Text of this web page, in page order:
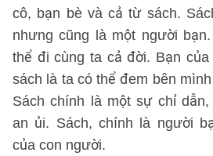
cô, bạn bè và cả từ sách.
nhưng cũng là một người
thể đi cùng ta cả đời. Bạn
sách là ta có thể đem bên
Sách chính là một sự chỉ
an ủi. Sách, chính là người
của con người.